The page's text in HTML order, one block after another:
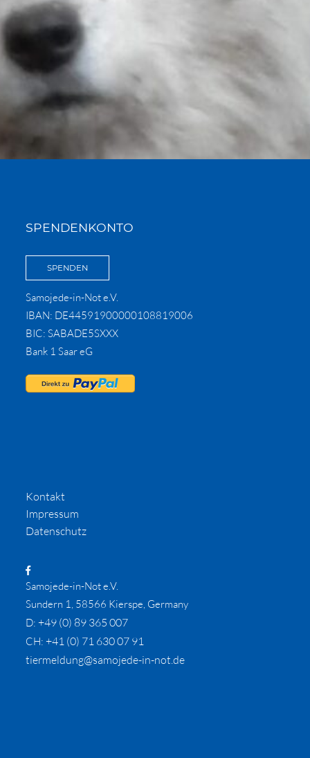
SPENDENKONTO
SPENDEN
Samojede-in-Not e.V.
IBAN: DE44591900000108819006
BIC: SABADE5SXXX
Bank 1 Saar eG
Kontakt
Impressum
Datenschutz
Samojede-in-Not e.V.
Sundern 1, 58566 Kierspe, Germany
D:+49 (0) 89 365 007
CH:+41 (0) 71 630 07 91
tiermeldung@samojede-in-not.de